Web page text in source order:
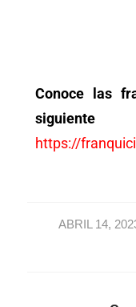
Conoce las
https://
ABRIL 14,
/